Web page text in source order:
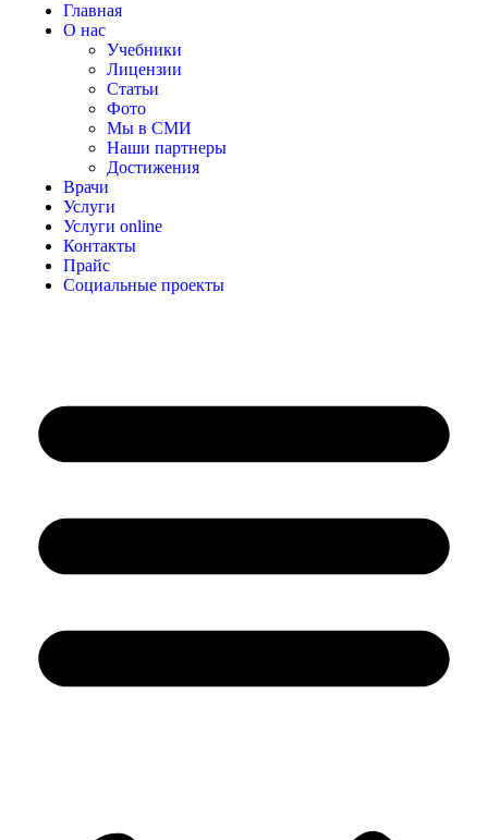
Главная
О нас
Учебники
Лицензии
Статьи
Фото
Мы в СМИ
Наши партнеры
Достижения
Врачи
Услуги
Услуги online
Контакты
Прайс
Социальные проекты